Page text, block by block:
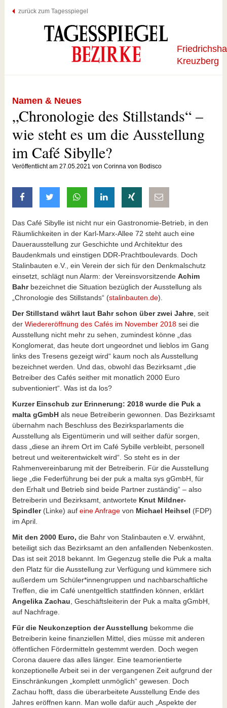
zurück zum Tagesspiegel
Kreuzberg
Namen & Neues
„Chronologie des Stillstands“ –
wie steht es um die Ausstellung
im Café Sibylle?
Veröffentlicht am 27.05.2021 von Corinna von Bodisco
auf Facebook teilen
auf Twitter teilenmit Whatsapp teilen
auf LinkedIn teilen
auf Xing teilen
Das Café Sibylle ist nicht nur ein Gastronomie-Betrieb, in den
Räumlichkeiten in der Karl-Marx-Allee 72 steht auch eine
Dauerausstellung zur Geschichte und Architektur des
Baudenkmals und einstigen DDR-Prachtboulevards. Doch
Stalinbauten e.V., ein Verein der sich für den Denkmalschutz
einsetzt, schlägt nun Alarm: der Vereinsvorsitzende Achim
Bahr bezeichnet die Situation bezüglich der Ausstellung als
„Chronologie des Stillstands“ (stalinbauten.de).
Der Stillstand währt laut Bahr schon über zwei Jahre, seit
der Wiedereröffnung des Cafés im November 2018sei die
Ausstellung nicht mehr zu sehen, zumindest könne „das
Konglomerat, das heute dort ungeordnet und lieblos im Gang
links des Tresens gezeigt wird“ kaum noch als Ausstellung
bezeichnet werden. Und das, obwohl das Bezirksamt „die
Betreiber des Cafés seither mit monatlich 2000 Euro
subventioniert“. Was ist da los?
Kurzer Einschub zur Erinnerung: 2018 wurde die Puk a
malta gGmbH als neue Betreiberin gewonnen. Das Bezirksamt
übernahm nach Beschluss des Bezirksparlaments die
Ausstellung als Eigentümerin und will seither dafür sorgen,
dass „diese an ihrem Ort im Café Sybille verbleibt, personell
betreut und weiterentwickelt wird“. So steht es in der
Rahmenvereinbarung mit der Betreiberin. Für die Ausstellung
liege „die Federführung bei der puk a malta sys gGmbH, für
den Erhalt und Betrieb sind beide Partner zuständig“ – also
Betreiberin und Bezirksamt, antwortete Knut Mildner-
Spindler(Linke) auf eine Anfragevon Michael Heihsel (FDP)
im April.
Mit den 2000 Euro, die Bahr von Stalinbauten e.V. erwähnt,
beteiligt sich das Bezirksamt an den anfallenden Nebenkosten.
Das ist seit 2018 bekannt. Im Gegenzug stelle die Puk a malta
den Platz für die Ausstellung zur Verfügung und kümmere sich
außerdem um Schüler*innengruppen und nachbarschaftliche
Treffen, die im Café unentgeltlich stattfinden können, erklärt
Angelika Zachau , Geschäftsleiterin der Puk a malta gGmbH,
auf Nachfrage.
Für die Neukonzeption der Ausstellung bekomme die
Betreiberin keine finanziellen Mittel, dies müsse mit anderen
öffentlichen Fördermitteln gestemmt werden. Doch wegen
Corona dauere das alles länger. Eine teamorientierte
konzeptionelle Arbeit sei in der vergangenen Zeit aufgrund der
Einschränkungen „komplett unmöglich“ gewesen. Doch
Zachau hofft, dass die überarbeitete Ausstellung Ende des
Jahres eröffnen kann. Man wolle dafür auch „Aspekte der